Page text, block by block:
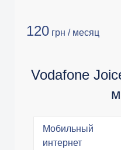
120 грн / месяц
Vodafone
Мобильный
интернет